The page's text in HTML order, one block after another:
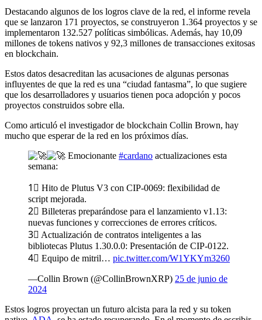
Destacando algunos de los logros clave de la red, el informe revela
que se lanzaron 171 proyectos, se construyeron 1.364 proyectos y se
implementaron 132.527 políticas simbólicas. Además, hay 10,09
millones de tokens nativos y 92,3 millones de transacciones exitosas
en blockchain.
Estos datos desacreditan las acusaciones de algunas personas
influyentes de que la red es una “ciudad fantasma”, lo que sugiere
que los desarrolladores y usuarios tienen poca adopción y pocos
proyectos construidos sobre ella.
Como articuló el investigador de blockchain Collin Brown, hay
mucho que esperar de la red en los próximos días.
Emocionante #cardano actualizaciones esta
semana:
1⃣ Hito de Plutus V3 con CIP-0069: flexibilidad de
script mejorada.
2⃣ Billeteras preparándose para el lanzamiento v1.13:
nuevas funciones y correcciones de errores críticos.
3⃣ Actualización de contratos inteligentes a las
bibliotecas Plutus 1.30.0.0: Presentación de CIP-0122.
4⃣ Equipo de mitril… pic.twitter.com/W1YKYm3260
—Collin Brown (@CollinBrownXRP) 25 de junio de
2024
Estos logros proyectan un futuro alcista para la red y su token